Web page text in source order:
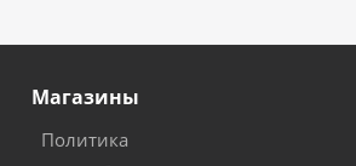
Магазины
Политика